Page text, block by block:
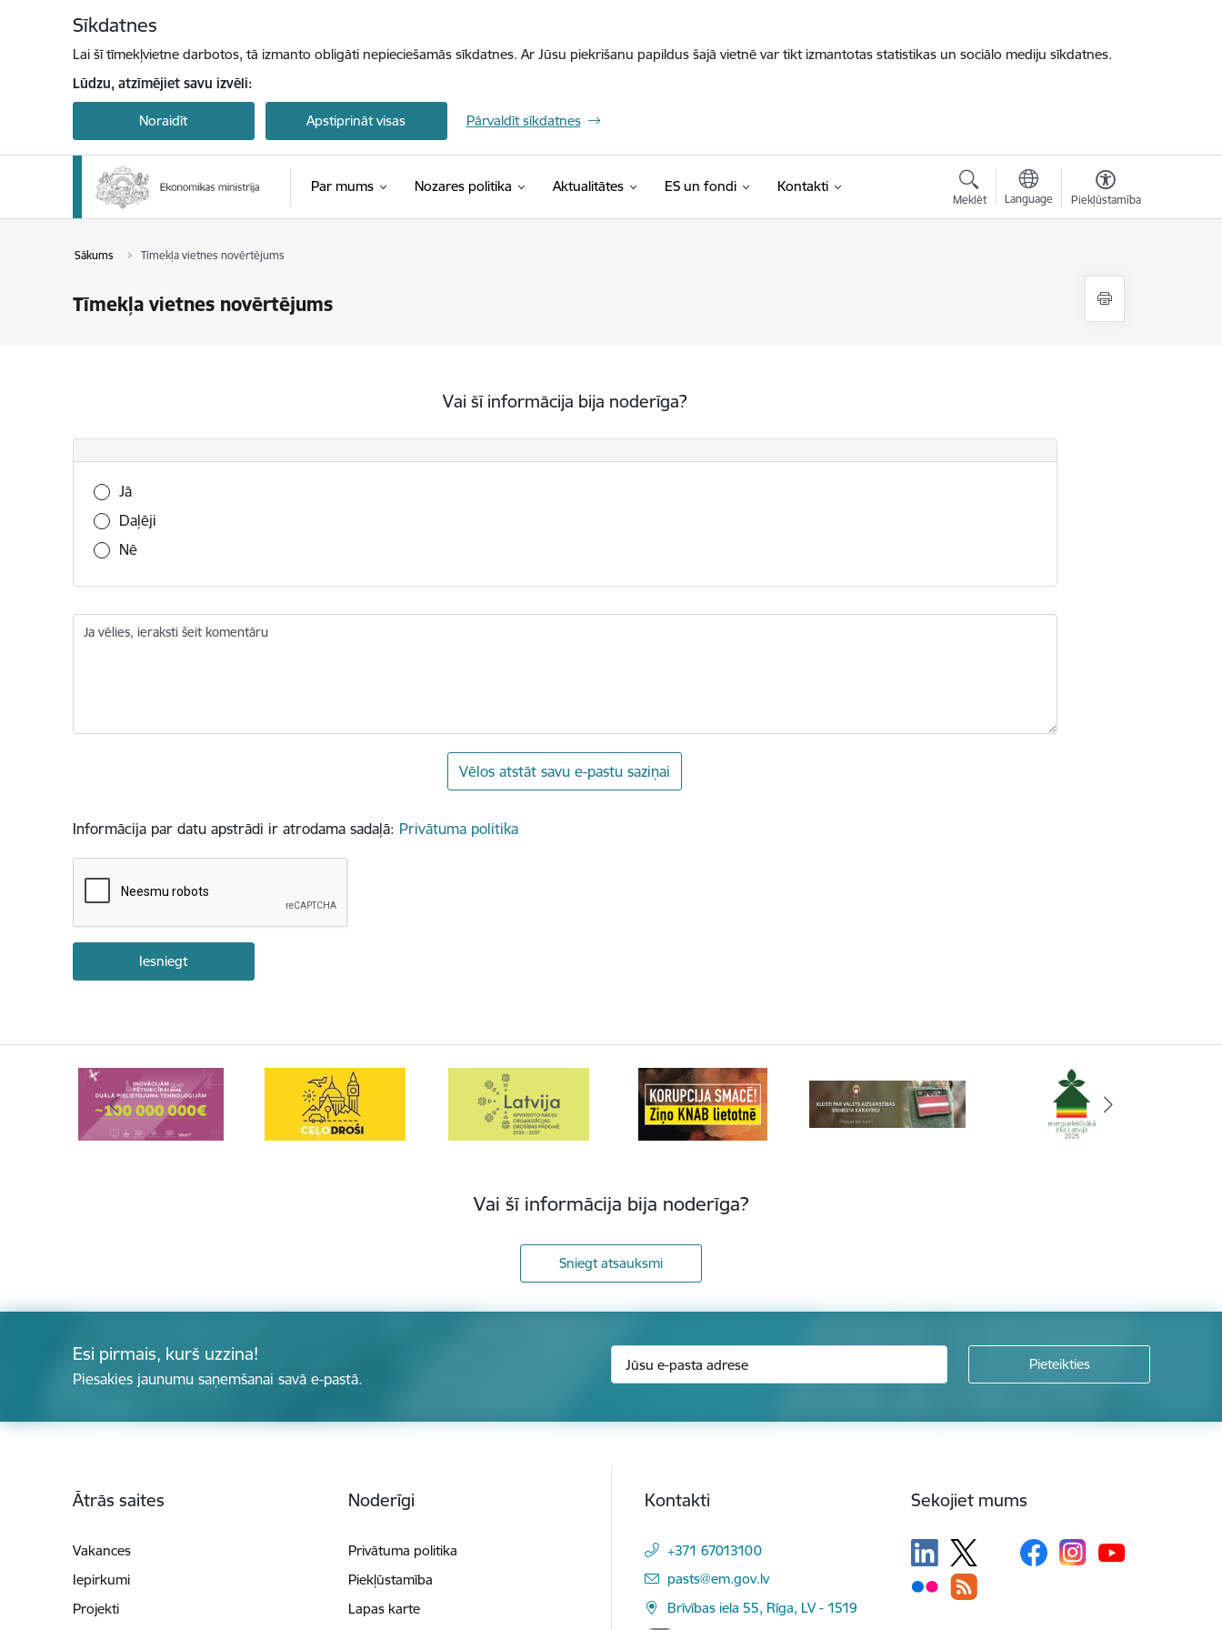
Sīkdatnes
Lai šī tīmekļvietne darbotos, tā izmanto obligāti nepieciešamās sīkdatnes. Ar Jūsu piekrišanu papildus šajā vietnē var tikt izmantotas statistikas un sociālo mediju sīkdatnes.
Lūdzu, atzīmējiet savu izvēli:
Noraidīt Apstiprināt visas Pārvaldīt sīkdatnes
Par mums Nozares politika Aktualitātes ES un fondi Kontakti
Meklēt Language Piekļūstamība
Sākums Tīmekļa vietnes novērtējums
Tīmekļa vietnes novērtējums
Vai šī informācija bija noderīga?
Vai šī informācija bija noderīga?
Jā
Daļēji
Nē
Ja vēlies, ieraksti šeit komentāru
Vēlos atstāt savu e-pastu saziņai
Informācija par datu apstrādi ir atrodama sadaļā: Privātuma politika
Vai šī informācija bija noderīga?
Sniegt atsauksmi
Esi pirmais, kurš uzzina!
Piesakies jaunumu saņemšanai savā e-pastā.
Ātrās saites
Vakances
Iepirkumi
Projekti
Noderīgi
Privātuma politika
Piekļūstamība
Lapas karte
Kontakti
+371 67013100
E-pasts:
pasts@em.gov.lv
Brīvības iela 55, Rīga, LV - 1519
Sekojiet mums